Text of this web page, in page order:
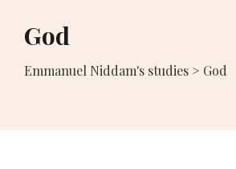
God
Emmanuel Niddam's studies > God